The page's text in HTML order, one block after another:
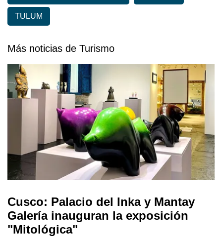
TULUM
Más noticias de Turismo
Cusco: Palacio del Inka y Mantay
Galería inauguran la exposición
"Mitológica"